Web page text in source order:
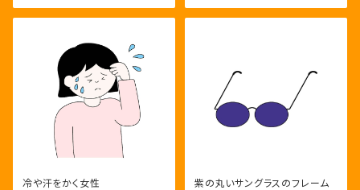
冷や汗をかく女性 紫の丸いサングラスのフレーム